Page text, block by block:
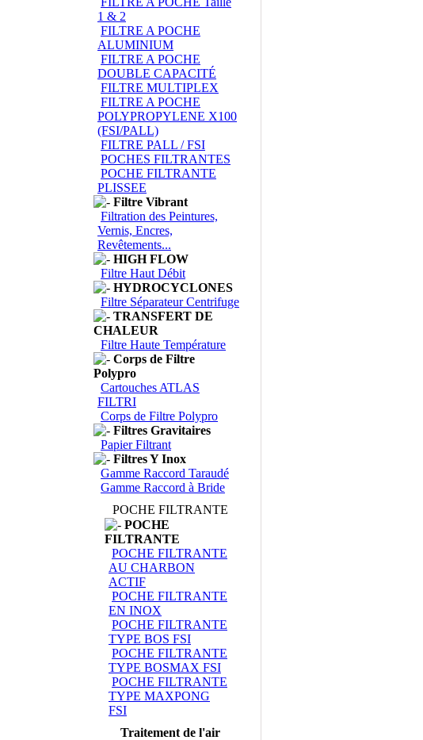
1 & 2
FILTRE A POCHE
ALUMINIUM
FILTRE A POCHE
DOUBLE CAPACITÉ
FILTRE MULTIPLEX
FILTRE A POCHE
POLYPROPYLENE X100
(FSI/PALL)
FILTRE PALL / FSI
POCHES FILTRANTES
POCHE FILTRANTE
PLISSEE
Filtre Vibrant
Filtration des Peintures,
Vernis, Encres,
Revêtements...
HIGH FLOW
Filtre Haut Débit
HYDROCYCLONES
Filtre Séparateur Centrifuge
TRANSFERT DE
CHALEUR
Filtre Haute Température
Corps de Filtre
Polypro
Cartouches ATLAS
FILTRI
Corps de Filtre Polypro
Filtres Gravitaires
Papier Filtrant
Filtres Y Inox
Gamme Raccord Taraudé
Gamme Raccord à Bride
POCHE FILTRANTE
POCHE
FILTRANTE
POCHE FILTRANTE
AU CHARBON
ACTIF
POCHE FILTRANTE
EN INOX
POCHE FILTRANTE
TYPE BOS FSI
POCHE FILTRANTE
TYPE BOSMAX FSI
POCHE FILTRANTE
TYPE MAXPONG
FSI
Traitement de l'air